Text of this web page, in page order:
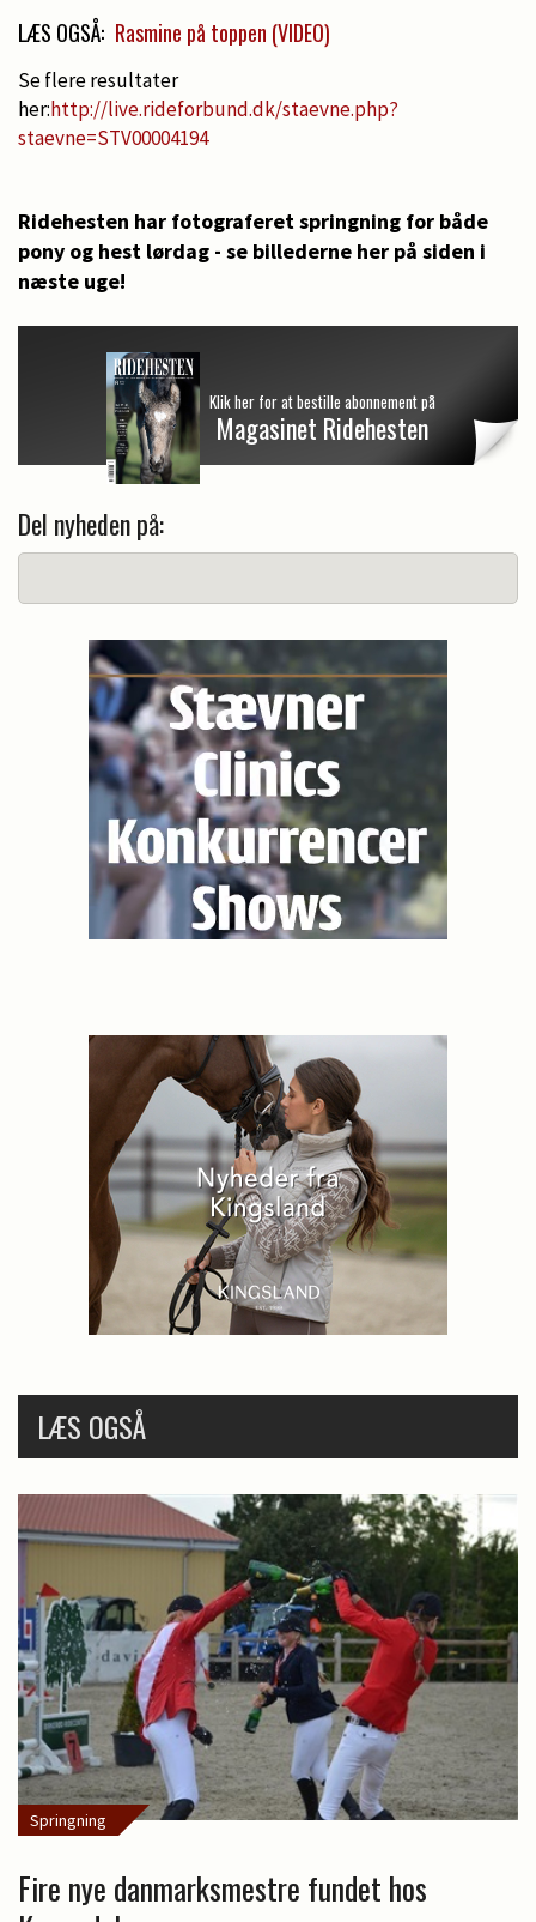
LÆS OGSÅ: Rasmine på toppen (VIDEO)
Se flere resultater
her:http://live.rideforbund.dk/staevne.php?
staevne=STV00004194
Ridehesten har fotograferet springning for både
pony og hest lørdag - se billederne her på siden i
næste uge!
Klik her for at bestille abonnement på
Magasinet Ridehesten
Del nyheden på:
LÆS OGSÅ
Springning
Fire nye danmarksmestre fundet hos